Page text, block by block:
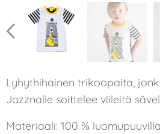
Lyhythihainen trikoopaita,
Jazznalle soittelee viileitä
Materiaali: 100 %